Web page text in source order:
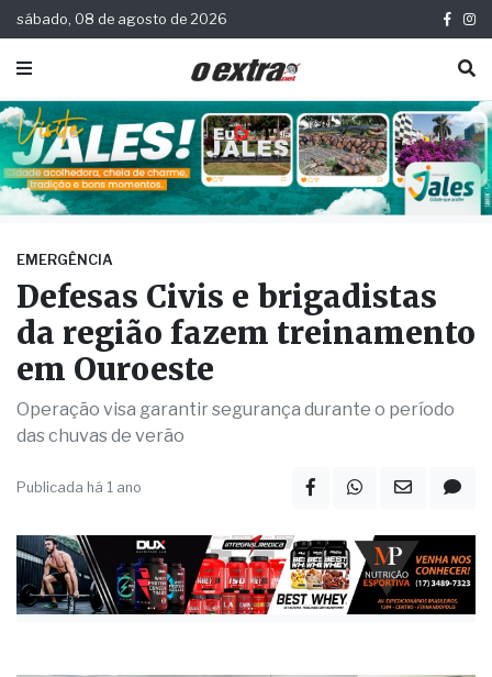
sábado, 08 de agosto de 2026
EMERGÊNCIA
Defesas Civis e brigadistas
da região fazem treinamento
em Ouroeste
Operação visa garantir segurança durante o período
das chuvas de verão
Publicada há 1 ano